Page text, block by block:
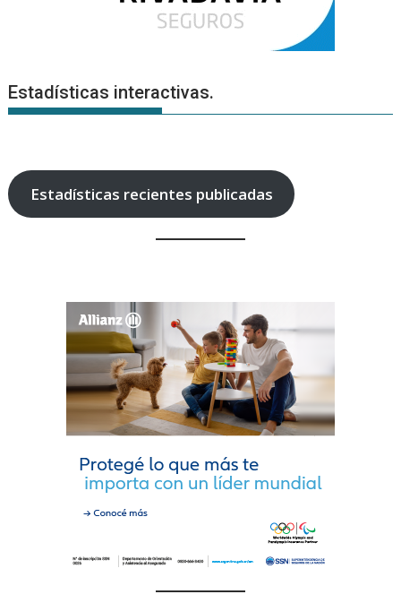
Estadísticas interactivas.
Estadísticas recientes publicadas